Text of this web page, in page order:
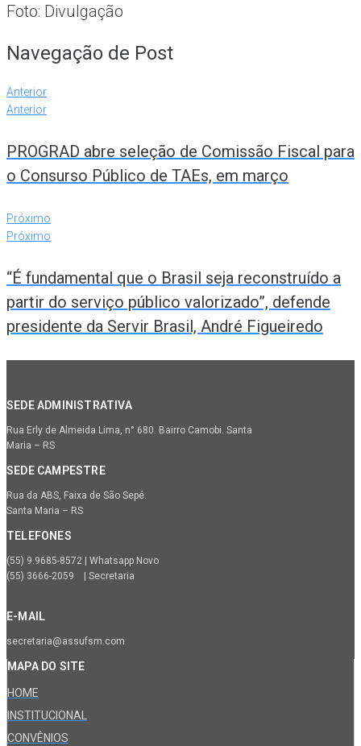
Foto: Divulgação
Navegação de Post
Anterior
Anterior
PROGRAD abre seleção de Comissão Fiscal para
o Consurso Público de TAEs, em março
Próximo
Próximo
“É fundamental que o Brasil seja reconstruído a
partir do serviço público valorizado”, defende
presidente da Servir Brasil, André Figueiredo
SEDE ADMINISTRATIVA
Rua Erly de Almeida Lima, n° 680. Bairro Camobi. Santa
Maria – RS
SEDE CAMPESTRE
Rua da ABS, Faixa de São Sepé.
Santa Maria – RS
TELEFONES
(55) 9.9685-8572 | Whatsapp Novo
(55) 3666-2059 | Secretaria
E-MAIL
secretaria@assufsm.com
MAPA DO SITE
HOME
INSTITUCIONAL
CONVÊNIOS